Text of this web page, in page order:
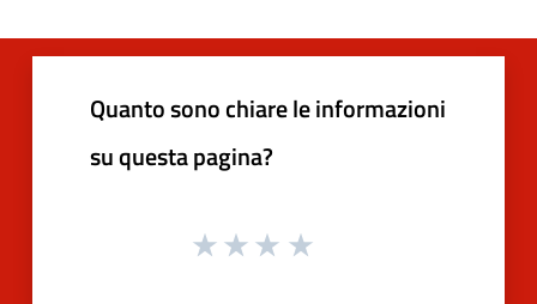
Quanto sono chiare le informazioni
su questa pagina?